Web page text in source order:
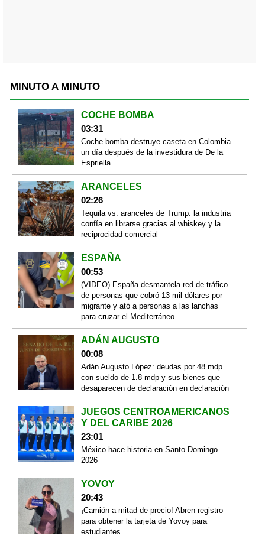
MINUTO A MINUTO
COCHE BOMBA
03:31
Coche-bomba destruye caseta en Colombia
un día después de la investidura de De la
Espriella
ARANCELES
02:26
Tequila vs. aranceles de Trump: la industria
confía en librarse gracias al whiskey y la
reciprocidad comercial
ESPAÑA
00:53
(VIDEO) España desmantela red de tráfico
de personas que cobró 13 mil dólares por
migrante y ató a personas a las lanchas
para cruzar el Mediterráneo
ADÁN AUGUSTO
00:08
Adán Augusto López: deudas por 48 mdp
con sueldo de 1.8 mdp y sus bienes que
desaparecen de declaración en declaración
JUEGOS CENTROAMERICANOS
Y DEL CARIBE 2026
23:01
México hace historia en Santo Domingo
2026
YOVOY
20:43
¡Camión a mitad de precio! Abren registro
para obtener la tarjeta de Yovoy para
estudiantes